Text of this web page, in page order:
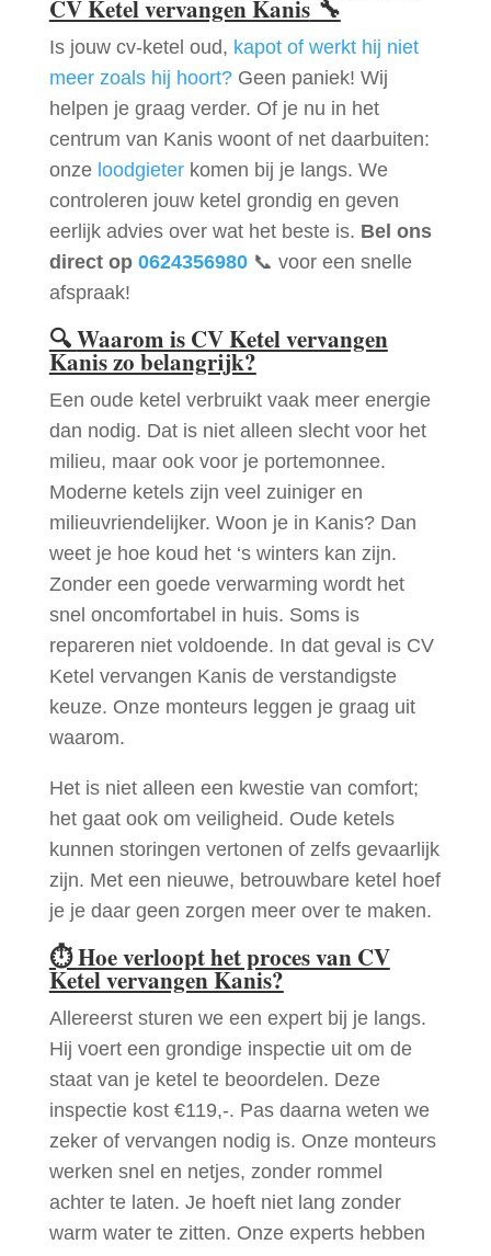
CV Ketel vervangen Kanis🔧
Is jouw cv-ketel oud, kapot of werkt hij niet
meer zoals hij hoort?Geen paniek! Wij
helpen je graag verder. Of je nu in het
centrum van Kanis woont of net daarbuiten:
onze loodgieterkomen bij je langs. We
controleren jouw ketel grondig en geven
eerlijk advies over wat het beste is. Bel ons
direct op 0624356980📞 voor een snelle
afspraak!
🔍Waarom is CV Ketel vervangen
Kanis zo belangrijk?
Een oude ketel verbruikt vaak meer energie
dan nodig. Dat is niet alleen slecht voor het
milieu, maar ook voor je portemonnee.
Moderne ketels zijn veel zuiniger en
milieuvriendelijker. Woon je in Kanis? Dan
weet je hoe koud het ‘s winters kan zijn.
Zonder een goede verwarming wordt het
snel oncomfortabel in huis. Soms is
repareren niet voldoende. In dat geval is CV
Ketel vervangen Kanis de verstandigste
keuze. Onze monteurs leggen je graag uit
waarom.
Het is niet alleen een kwestie van comfort;
het gaat ook om veiligheid. Oude ketels
kunnen storingen vertonen of zelfs gevaarlijk
zijn. Met een nieuwe, betrouwbare ketel hoef
je je daar geen zorgen meer over te maken.
⏱Hoe verloopt het proces van CV
Ketel vervangen Kanis?
Allereerst sturen we een expert bij je langs.
Hij voert een grondige inspectie uit om de
staat van je ketel te beoordelen. Deze
inspectie kost €119,-. Pas daarna weten we
zeker of vervangen nodig is. Onze monteurs
werken snel en netjes, zonder rommel
achter te laten. Je hoeft niet lang zonder
warm water te zitten. Onze experts hebben